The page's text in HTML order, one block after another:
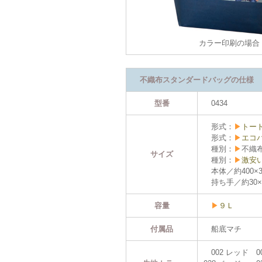
カラー印刷の場合
不織布スタンダードバッグの仕様
型番 0434
サイズ
形式： ▶ トー
形式： ▶ エコ
種別： ▶不織
種別： ▶激安
本体／約
持ち手／約
容量 ▶ ９Ｌ
付属品 船底マチ
002 レッド